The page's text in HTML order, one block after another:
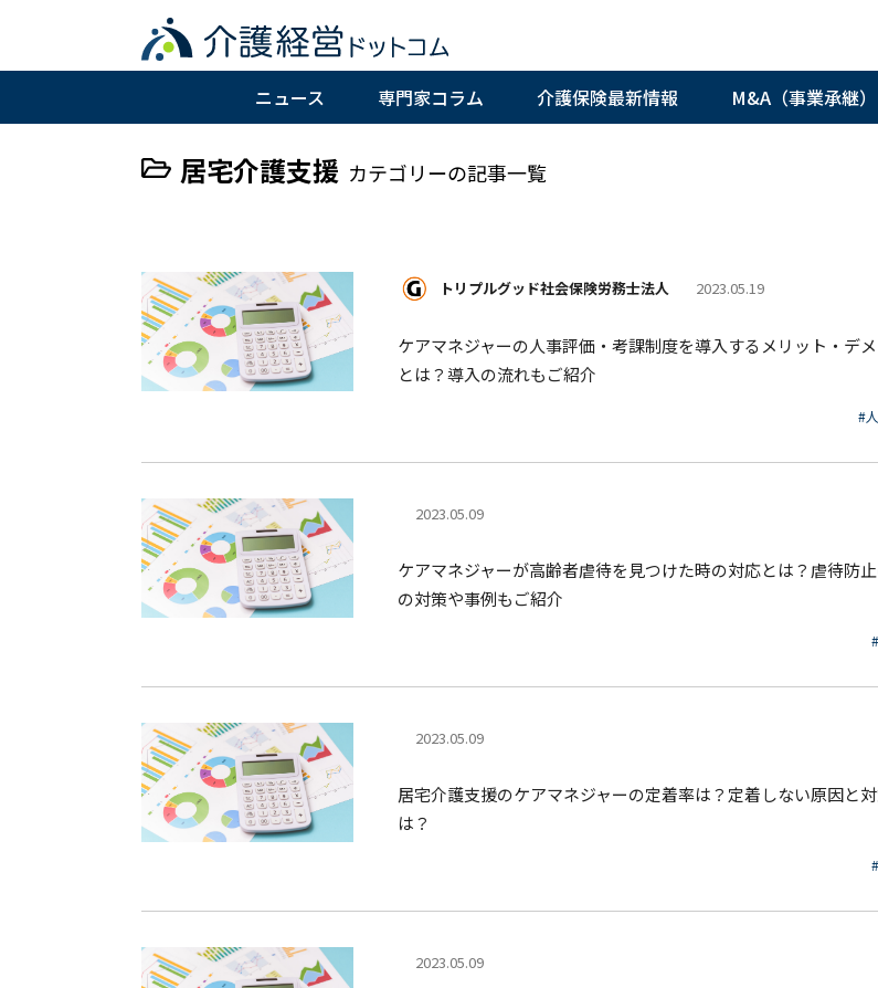
ニュース 専門家コラム 介護保険最新情報 M&A（事業承継）
居宅介護支援 カテゴリーの記事一覧
トリプルグッド社会保険労務士法人 2023.05.19
ケアマネジャーの人事評価・考課制度を導入するメリット・デ
とは？導入の流れもご紹介
#
2023.05.09
ケアマネジャーが高齢者虐待を見つけた時の対応とは？虐待防
の対策や事例もご紹介
2023.05.09
居宅介護支援のケアマネジャーの定着率は？定着しない原因と
は？
2023.05.09